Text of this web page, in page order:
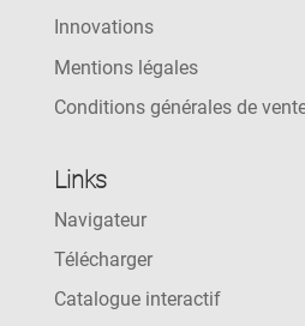
Innovations
Mentions légales
Conditions générales de
Links
Navigateur
Télécharger
Catalogue interactif